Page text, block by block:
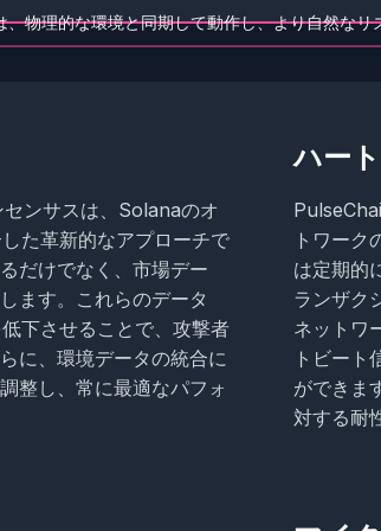
ンサスは、Solanaのオ
た革新的なアプローチで
だけでなく、市場デー
ます。これらのデータ
下させることで、攻撃者
に、環境データの統合に
整し、常に最適なパフォ
ハー
トワーク
は定期的
ランザク
ネットワ
トビート
ができま
対する耐